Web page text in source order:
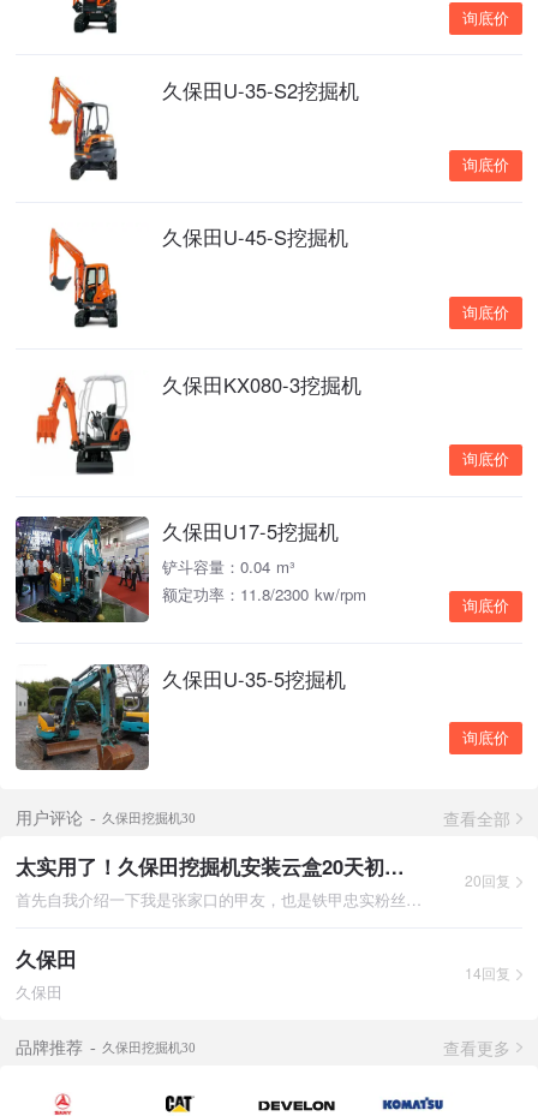
询底价
久保田U-35-S2挖掘机
询底价
久保田U-45-S挖掘机
询底价
久保田KX080-3挖掘机
询底价
久保田U17-5挖掘机
铲斗容量：0.04 m³
额定功率：11.8/2300 kw/rpm
询底价
久保田U-35-5挖掘机
询底价
用户评论 久保田挖掘机30 查看全部
太实用了！久保田挖掘机安装云盒20天初步使用感受（附改进建议）
首先自我介绍一下我是张家口的甲友，也是铁甲忠实粉丝，每天都会
20回复
久保田
久保田
14回复
品牌推荐 久保田挖掘机30 查看更多